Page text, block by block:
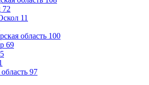
72
11
область 100
69
97